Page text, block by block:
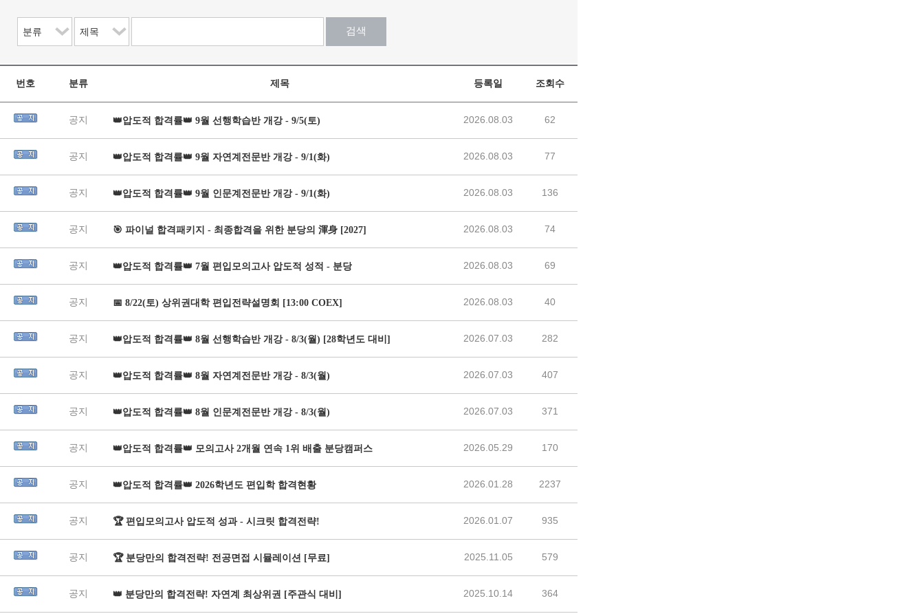
검색
번호 분류 제목 등록일 조회수
공지 👑압도적 합격률👑 9월 선행학습반 개강 - 9/5(토) 2026.08.03 62
공지 👑압도적 합격률👑 9월 자연계전문반 개강 - 9/1(화) 2026.08.03 77
공지 👑압도적 합격률👑 9월 인문계전문반 개강 - 9/1(화) 2026.08.03 136
공지 🎯 파이널 합격패키지 - 최종합격을 위한 분당의 渾身 [2027] 2026.08.03 74
공지 👑압도적 합격률👑 7월 편입모의고사 압도적 성적 - 분당 2026.08.03 69
공지 📅 8/22(토) 상위권대학 편입전략설명회 [13:00 COEX] 2026.08.03 40
공지 👑압도적 합격률👑 8월 선행학습반 개강 - 8/3(월) [28학년도 대비] 2026.07.03 282
공지 👑압도적 합격률👑 8월 자연계전문반 개강 - 8/3(월) 2026.07.03 407
공지 👑압도적 합격률👑 8월 인문계전문반 개강 - 8/3(월) 2026.07.03 371
공지 👑압도적 합격률👑 모의고사 2개월 연속 1위 배출 분당캠퍼스 2026.05.29 170
공지 👑압도적 합격률👑 2026학년도 편입학 합격현황 2026.01.28 2237
공지 🏆 편입모의고사 압도적 성과 - 시크릿 합격전략! 2026.01.07 935
공지 🏆 분당만의 합격전략! 전공면접 시뮬레이션 [무료] 2025.11.05 579
공지 👑 분당만의 합격전략! 자연계 최상위권 [주관식 대비] 2025.10.14 364